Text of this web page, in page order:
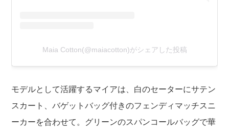
Maia Cotton(@maiacotton)がシェアした投稿
モデルとして活躍するマイアは、白のセーターにサテン
スカート、バゲットバッグ付きのフェンディマッチスニ
ーカーを合わせて。グリーンのスパンコールバッグで華